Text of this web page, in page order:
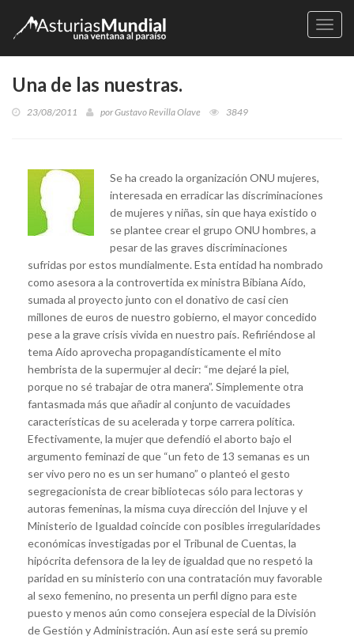
Una de las nuestras.
23/08/2011 porGustavo Revilla Olave 3849
Se ha creado la organización ONU mujeres,
interesada en erradicar las discriminaciones
de mujeres y niñas, sin que haya existido o
se plantee crear el grupo ONU hombres, a
pesar de las graves discriminaciones
sufridas por estos mundialmente. Esta entidad ha nombrado
como asesora a la controvertida ex ministra Bibiana Aído,
sumada al proyecto junto con el donativo de casi cien
millones de euros de nuestro gobierno, el mayor concedido
pese a la grave crisis vivida en nuestro país. Refiriéndose al
tema Aído aprovecha propagandísticamente el mito
hembrista de la supermujer al decir: “me dejaré la piel,
porque no sé trabajar de otra manera”. Simplemente otra
fantasmada más que añadir al conjunto de vacuidades
características de su acelerada y torpe carrera política.
Efectivamente, la mujer que defendió el aborto bajo el
argumento feminazi de que “un feto de 13 semanas es un
ser vivo pero no es un ser humano” o planteó el gesto
segregacionista de crear bibliotecas sólo para lectoras y
autoras femeninas, la misma cuya dirección del Injuve y el
Ministerio de Igualdad coincide con posibles irregularidades
económicas investigadas por el Tribunal de Cuentas, la
hipócrita defensora de la ley de igualdad que no respetó la
paridad en su ministerio con una contratación muy favorable
al sexo femenino, no presenta un perfil digno para este
puesto y menos aún como consejera especial de la División
de Gestión y Administración. Aun así este será su premio